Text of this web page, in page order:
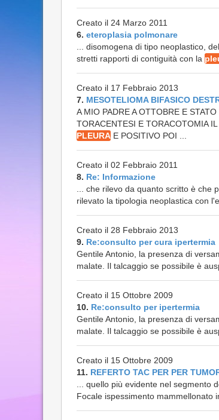
Creato il 24 Marzo 2011
6. eteroplasia polmonare
... disomogena di tipo neoplastico,
stretti rapporti di contiguità con la
Creato il 17 Febbraio 2013
7. MESOTELIOMA BIFASICO
A MIO PADRE A OTTOBRE E
TORACENTESI E TORACOTOMIA
PLEURA E POSITIVO POI ...
Creato il 02 Febbraio 2011
8. Re: Informazione
... che rilevo da quanto scritto è che
rilevato la tipologia neoplastica con
Creato il 28 Febbraio 2013
9. Re:consulto per cura ipertermia
Gentile Antonio, la presenza di
malate. Il talcaggio se possibile è
Creato il 15 Ottobre 2009
10. Re:consulto per ipertermia
Gentile Antonio, la presenza di
malate. Il talcaggio se possibile è
Creato il 15 Ottobre 2009
11. REFERTO TAC PER PER
... quello più evidente nel segmento
Focale ispessimento mammellonato